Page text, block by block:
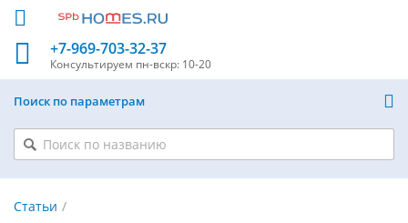
+7-969-703-32-37
Консультируем пн-вскр: 10-20
Поиск по параметрам
Статьи